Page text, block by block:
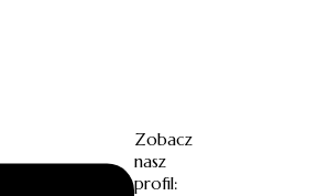
Zobacz
nasz
profil: